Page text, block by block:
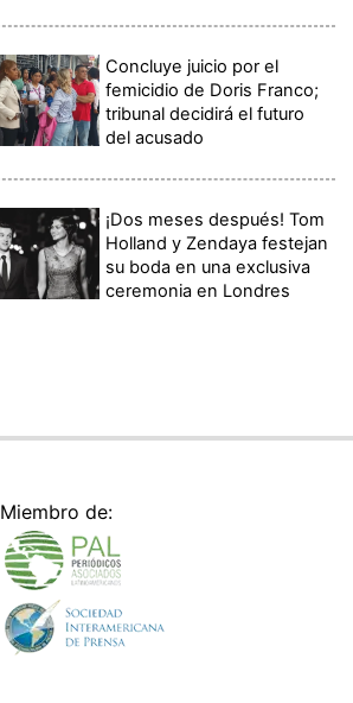
Concluye juicio por el
femicidio de Doris Franco;
tribunal decidirá el futuro
del acusado
¡Dos meses después! Tom
Holland y Zendaya festejan
su boda en una exclusiva
ceremonia en Londres
Miembro de: